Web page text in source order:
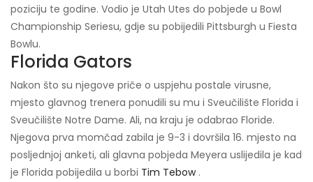
poziciju te godine. Vodio je Utah Utes do pobjede u Bowl
Championship Seriesu, gdje su pobijedili Pittsburgh u Fiesta
Bowlu.
Florida Gators
Nakon što su njegove priče o uspjehu postale virusne,
mjesto glavnog trenera ponudili su mu i Sveučilište Florida i
Sveučilište Notre Dame. Ali, na kraju je odabrao Floride.
Njegova prva momčad zabila je 9-3 i dovršila 16. mjesto na
posljednjoj anketi, ali glavna pobjeda Meyera uslijedila je kad
je Florida pobijedila u borbi Tim Tebow.